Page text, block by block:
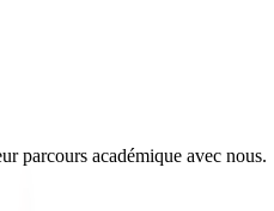
parcours académique avec nous.